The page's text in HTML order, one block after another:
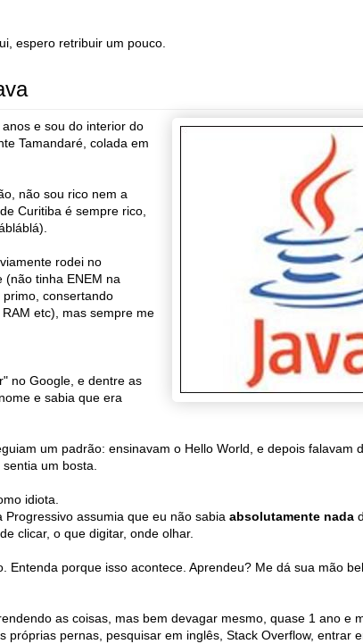
espero retribuir um pouco.
e sou do interior do
Tamandaré, colada em
não sou rico nem a
Curitiba é sempre rico,
rodei no
(não tinha ENEM na
consertando
etc), mas sempre me
no Google, e dentre as
e sabia que era
um padrão: ensinavam o Hello World, e depois falavam
um bosta.
idiota.
assumia que eu não sabia absolutamente nada
clicar, o que digitar, onde olhar.
Entenda porque isso acontece. Aprendeu? Me dá sua mão
as coisas, mas bem devagar mesmo, quase 1 ano e
próprias pernas, pesquisar em inglês, Stack Overflow, entrar